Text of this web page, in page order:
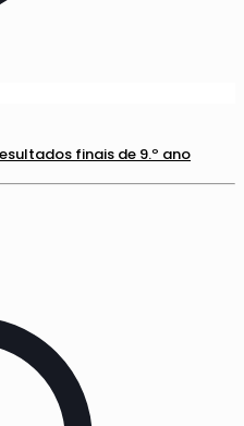
finais de 9.º ano